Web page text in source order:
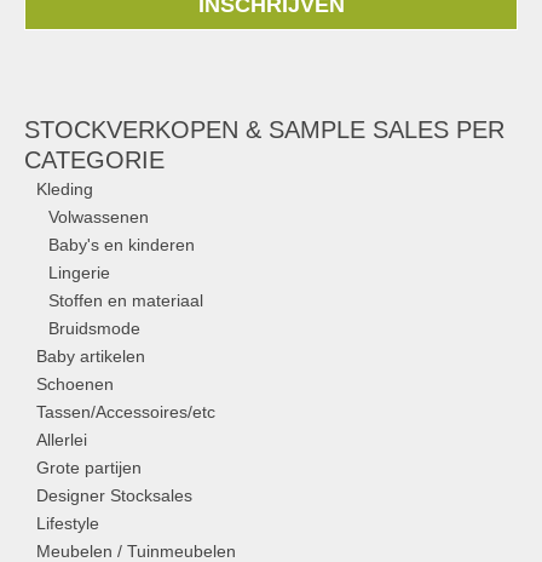
INSCHRIJVEN
STOCKVERKOPEN & SAMPLE SALES PER
CATEGORIE
Kleding
Volwassenen
Baby's en kinderen
Lingerie
Stoffen en materiaal
Bruidsmode
Baby artikelen
Schoenen
Tassen/Accessoires/etc
Allerlei
Grote partijen
Designer Stocksales
Lifestyle
Meubelen / Tuinmeubelen